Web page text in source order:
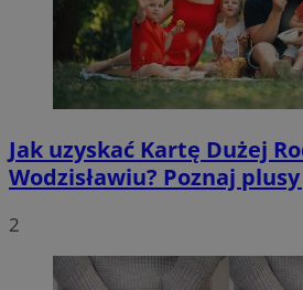
Jak uzyskać Kartę Dużej
Wodzisławiu? Poznaj
2